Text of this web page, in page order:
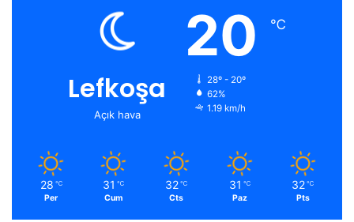
Lefkoşa
Açık hava
20 ℃
28º - 20º
62%
1.19 km/h
28 ℃
Per
31 ℃
Cum
32 ℃
Cts
31 ℃
Paz
32 ℃
Pts